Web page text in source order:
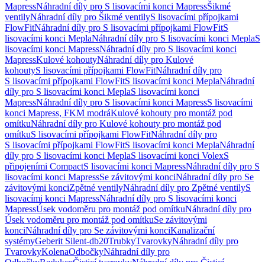
MapressNáhradní díly pro S lisovacími konci MapressŠikmé
ventilyNáhradní díly pro Šikmé ventilyS lisovacími přípojkami
FlowFitNáhradní díly pro S lisovacími přípojkami FlowFitS
lisovacími konci MeplaNáhradní díly pro S lisovacími konci MeplaS
lisovacími konci MapressNáhradní díly pro S lisovacími konci
MapressKulové kohoutyNáhradní díly pro Kulové
kohoutyS lisovacími přípojkami FlowFitNáhradní díly pro
S lisovacími přípojkami FlowFitS lisovacími konci MeplaNáhradní
díly pro S lisovacími konci MeplaS lisovacími konci
MapressNáhradní díly pro S lisovacími konci MapressS lisovacími
konci Mapress, FKM modráKulové kohouty pro montáž pod
omítkuNáhradní díly pro Kulové kohouty pro montáž pod
omítkuS lisovacími přípojkami FlowFitNáhradní díly pro
S lisovacími přípojkami FlowFitS lisovacími konci MeplaNáhradní
díly pro S lisovacími konci MeplaS lisovacími konci VolexS
připojeními CompactS lisovacími konci MapressNáhradní díly pro S
lisovacími konci MapressSe závitovými konciNáhradní díly pro Se
závitovými konciZpětné ventilyNáhradní díly pro Zpětné ventilyS
lisovacími konci MapressNáhradní díly pro S lisovacími konci
MapressÚsek vodoměru pro montáž pod omítkuNáhradní díly pro
Úsek vodoměru pro montáž pod omítkuSe závitovými
konciNáhradní díly pro Se závitovými konciKanalizační
systémyGeberit Silent-db20TrubkyTvarovkyNáhradní díly pro
TvarovkyKolenaOdbočkyNáhradní díly pro